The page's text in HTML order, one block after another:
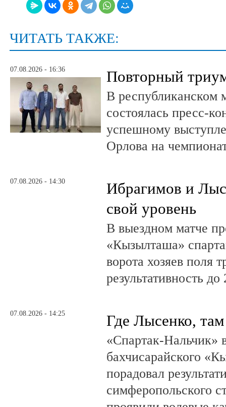
ЧИТАТЬ ТАКЖЕ:
07.08.2026 - 16:36 Повторный
В республиканском
состоялась пресс-
успешному
Орлова на
07.08.2026 - 14:30
Ибрагимов и
свой уровень
В выездном матче
«Кызылташа»
ворота хозяев поля
результативность
07.08.2026 - 14:25 Где Лысенко,
«Спартак-Нальчик»
бахчисарайского
порадовал
симферопольского